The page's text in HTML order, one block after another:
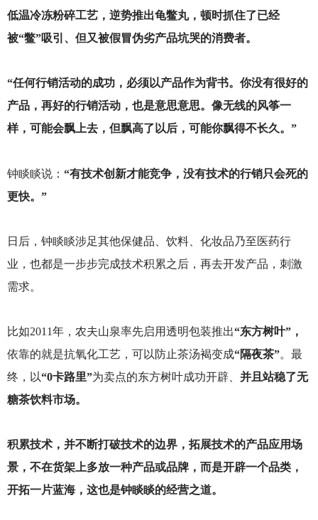
低温冷冻粉碎工艺，逆势推出龟鳖丸，顿时抓住了已经
被“鳖”吸引、但又被假冒伪劣产品坑哭的消费者。
“任何行销活动的成功，必须以产品作为背书。你没有很好的
产品，再好的行销活动，也是意思意思。像无线的风筝一
样，可能会飘上去，但飘高了以后，可能你飘得不长久。”
钟睒睒说： “有技术创新才能竞争，没有技术的行销只会死的
更快。”
日后，钟睒睒涉足其他保健品、饮料、化妆品乃至医药行
业，也都是一步步完成技术积累之后，再去开发产品，刺激
需求。
比如2011年，农夫山泉率先启用透明包装推出“东方树叶”，
依靠的就是抗氧化工艺，可以防止茶汤褐变成“隔夜茶”。最
终，以“0卡路里”为卖点的东方树叶成功开辟、 并且站稳了无
糖茶饮料市场。
积累技术，并不断打破技术的边界，拓展技术的产品应用场
景，不在货架上多放一种产品或品牌，而是开辟一个品类，
开拓一片蓝海，这也是钟睒睒的经营之道。